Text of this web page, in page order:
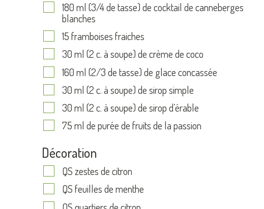
180 ml (3/4 de tasse) de cocktail de canneberges
blanches
15 framboises fraiches
30 ml (2 c. à soupe) de crème de coco
160 ml (2/3 de tasse) de glace concassée
30 ml (2 c. à soupe) de sirop simple
30 ml (2 c. à soupe) de sirop d’érable
75 ml de purée de fruits de la passion
Décoration
QS zestes de citron
QS feuilles de menthe